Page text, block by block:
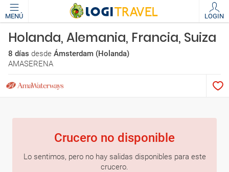
MENÚ LOGIN
Holanda, Alemania, Francia, Suiza
8 días desde Ámsterdam (Holanda)
AMASERENA
Crucero no disponible
Lo sentimos, pero no hay salidas disponibles para este
crucero.